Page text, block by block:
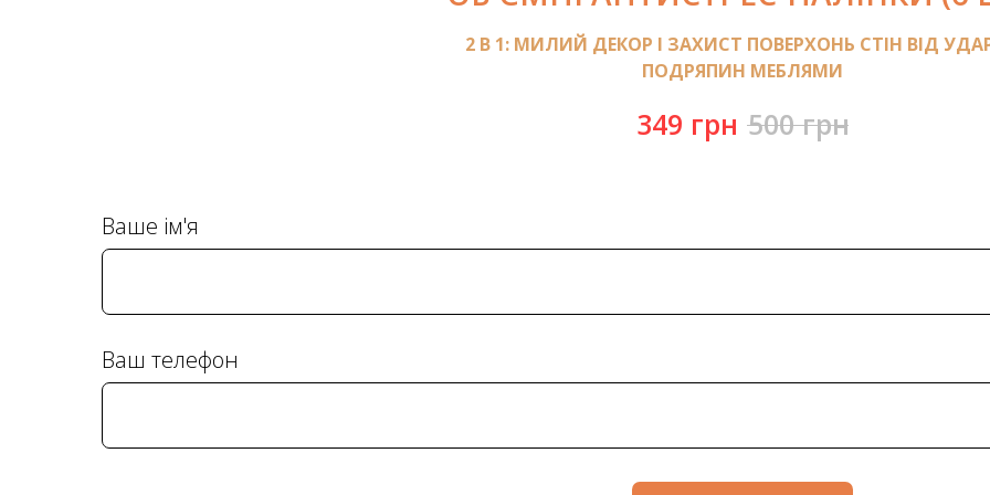
2 В 1: МИЛИЙ ДЕКОР І ЗАХИСТ ПОВЕРХОНЬ СТІН ВІД
ПОДРЯПИН МЕБЛЯМИ
349 грн 500 грн
Ваше ім'я
Ваш телефон